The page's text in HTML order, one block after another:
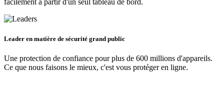
facilement à partir d'un seul tableau de bord.
Leader en matière de sécurité grand public
Une protection de confiance pour plus de 600 millions d'appareils.
Ce que nous faisons le mieux, c'est vous protéger en ligne.